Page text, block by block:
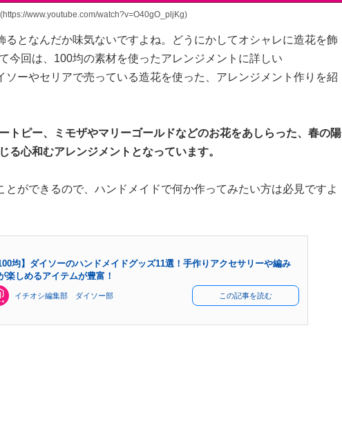
www.youtube.com/watch?v=O40gO_pljKg)
るとなんだか味気ないですよね。どうにかしてオシャレに造花を飾
今回は、100均の素材を使ったアレンジメントに詳しい
ソーやセリアで売っている造花を使った、アレンジメント作りを紹
トピー、ミモザやマリーゴールドなどのお花をあしらった、春の陽
る心和むアレンジメントとなっています。
とができるので、ハンドメイドで何か作ってみたい方は必見ですよ
100均】ダイソーのハンドメイドグッズ11選！手作りアクセサリーや編み
楽しめるアイテムが豊富！
イチオシ編集部 ダイソー部 この記事を読む